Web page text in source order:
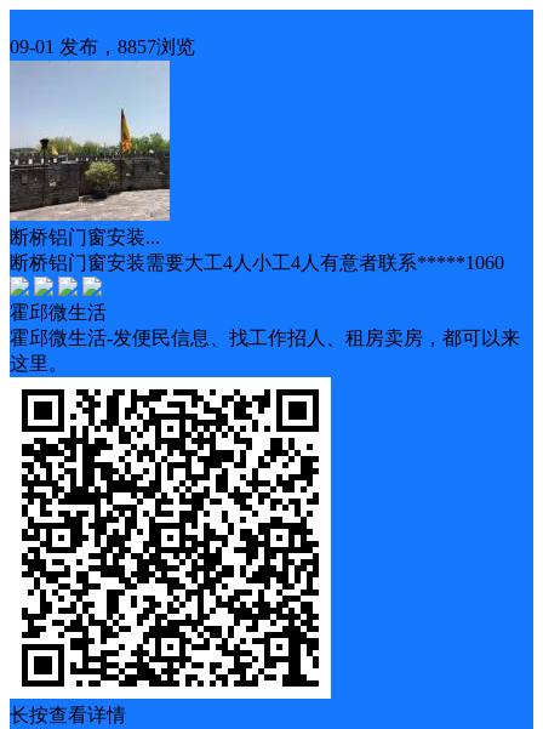
09-01 发布，8857浏览
断桥铝门窗安装...
断桥铝门窗安装需要大工4人小工4人有意者联系*****1060
霍邱微生活
霍邱微生活-发便民信息、找工作招人、租房卖房，都可以来
这里。
长按查看详情